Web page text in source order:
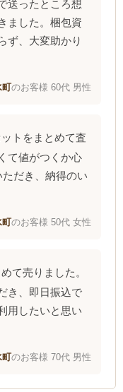
送ったところ想
ました。梱包資
ず、大変助かり
町のお客様 60代 男性
トをまとめて査
て値がつくか心
だき、納得のい
町のお客様 50代 女性
て売りました。
き、即日振込で
用したいと思い
町のお客様 70代 男性